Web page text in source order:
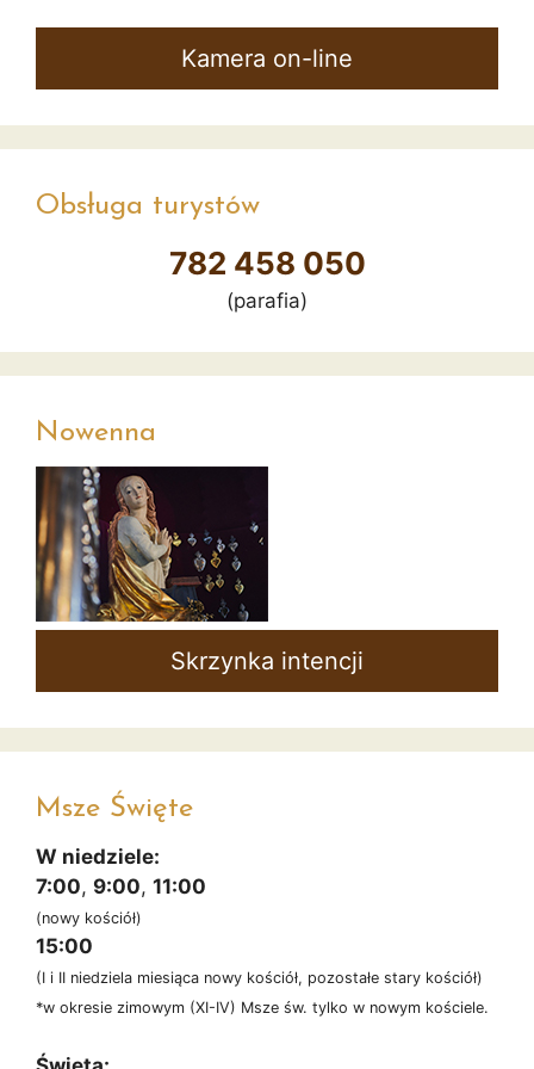
Kamera on-line
Obsługa turystów
782 458 050
(parafia)
Nowenna
Skrzynka intencji
Msze Święte
W niedziele:
7:00, 9:00, 11:00
(nowy kościół)
15:00
(I i II niedziela miesiąca nowy kościół, pozostałe stary kościół)
*w okresie zimowym (XI-IV) Msze św. tylko w nowym kościele.